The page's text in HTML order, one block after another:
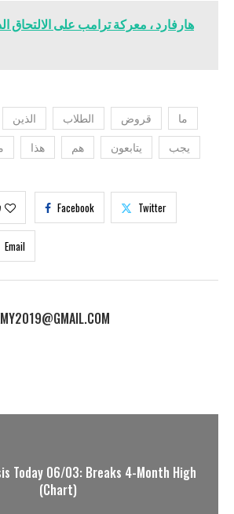
هارفارد ، معركة ترامب على الالتحاق
الذين الطلاب قروض ما
هذا هم يتابعون يجب
Facebook Twitter
Email
Today 06/03: Breaks 4-Month High
(Chart)